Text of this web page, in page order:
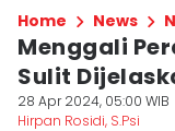
Home News
Menggali
Sulit
28 Apr 2024, 05:00 WIB
Hirpan Rosidi, S.Psi